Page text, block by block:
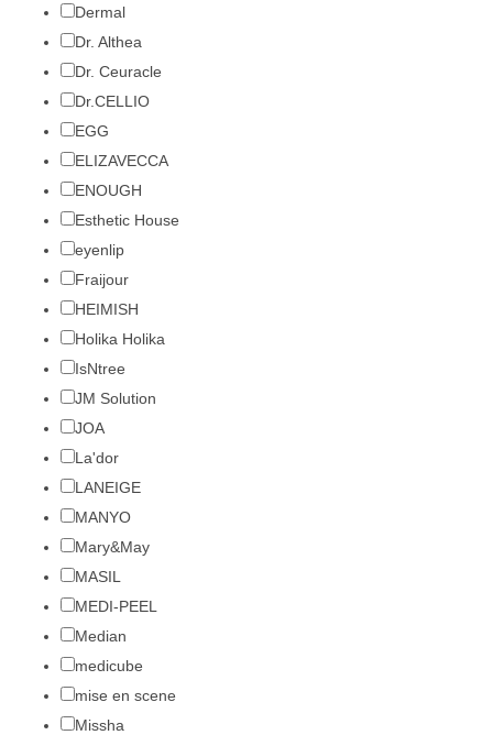
Dermal
Dr. Althea
Dr. Ceuracle
Dr.CELLIO
EGG
ELIZAVECCA
ENOUGH
Esthetic House
eyenlip
Fraijour
HEIMISH
Holika Holika
IsNtree
JM Solution
JOA
La'dor
LANEIGE
MANYO
Mary&May
MASIL
MEDI-PEEL
Median
medicube
mise en scene
Missha